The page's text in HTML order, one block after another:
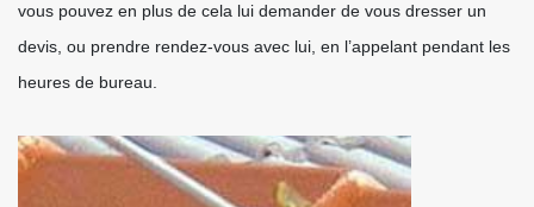
vous pouvez en plus de cela lui demander de vous dresser un
devis, ou prendre rendez-vous avec lui, en l’appelant pendant les
heures de bureau.